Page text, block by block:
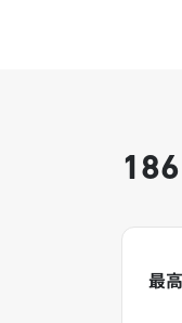
186
最